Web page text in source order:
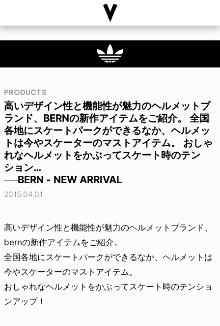
PRODUCTS
高いデザイン性と機能性が魅力のヘルメットブ
ランド、BERNの新作アイテムをご紹介。 全国
各地にスケートパークができるなか、ヘルメッ
トは今やスケーターのマストアイテム。 おしゃ
れなヘルメットをかぶってスケート時のテン
ション…
──BERN - NEW ARRIVAL
2015.04.01
高いデザイン性と機能性が魅力のヘルメットブランド、
bernの新作アイテムをご紹介。
全国各地にスケートパークができるなか、ヘルメットは
今やスケーターのマストアイテム。
おしゃれなヘルメットをかぶってスケート時のテンショ
ンアップ！